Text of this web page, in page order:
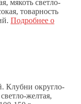
мякоть светло-
товарность
Подробнее о
Клубни округло-
желтая,